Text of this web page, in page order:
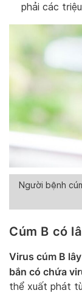
phải các
Người bệnh
Cúm B có
Virus cúm B
bắn có chứa
thể xuất phát